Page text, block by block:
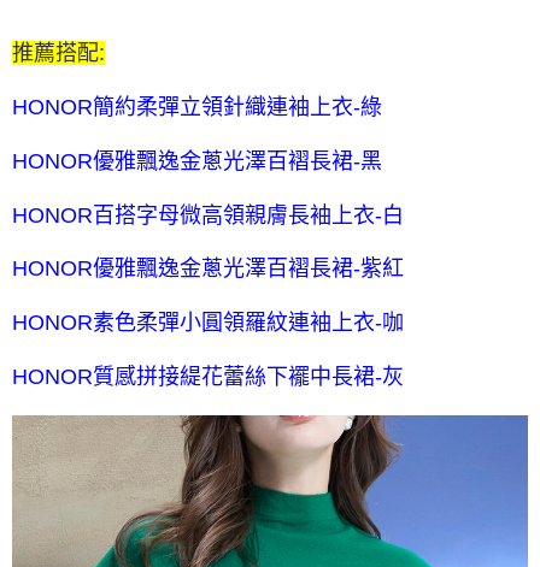
每筆NT$80，滿NT$2,000(含以上)免運費
7-11付款後取貨-訂單滿 $2000 元即享免運服務-未滿則另收
每筆NT$80，滿NT$2,000(含以上)免運費
宅配送到家-訂單滿 $2000 元即享免運服務-未滿則另收 $120 元物
每筆NT$120，滿NT$2,000(含以上)免運費
推薦搭配:
HONOR簡約柔彈立領針織連袖上衣-綠
HONOR優雅飄逸金蔥光澤百褶長裙-黑
HONOR百搭字母微高領親膚長袖上衣-白
HONOR優雅飄逸金蔥光澤百褶長裙-紫紅
HONOR素色柔彈小圓領羅紋連袖上衣-咖
HONOR質感拼接緹花蕾絲下襬中長裙-灰